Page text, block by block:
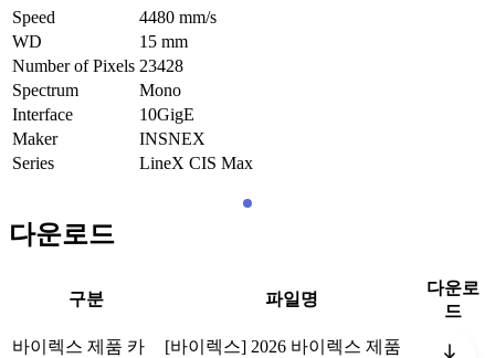
Speed
4480 mm/s
WD
15 mm
Number of Pixels 23428
Spectrum
Mono
Interface
10GigE
Maker
INSNEX
Series
LineX CIS Max
다운로드
구분 파일명
다운로
드
바이렉스 제품 카
[바이렉스] 2026 바이렉스 제품